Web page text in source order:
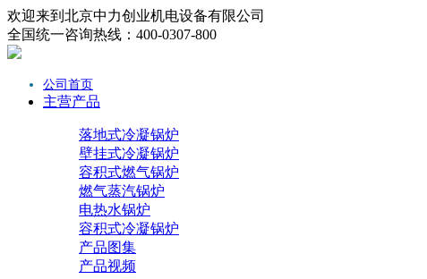
欢迎来到北京中力创业机电设备有限公司
全国统一咨询热线：400-0307-800
公司首页
主营产品
落地式冷凝锅炉
壁挂式冷凝锅炉
容积式燃气锅炉
燃气蒸汽锅炉
电热水锅炉
容积式冷凝锅炉
产品图集
产品视频